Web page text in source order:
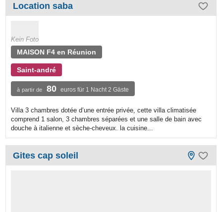
Location saba
Kein Foto
MAISON F4 en Réunion
Saint-andré
à partir de 80 euros für 1 Nacht 2 Gäste
Villa 3 chambres dotée d’une entrée privée, cette villa climatisée
comprend 1 salon, 3 chambres séparées et une salle de bain avec
douche à italienne et sèche-cheveux. la cuisine...
Gites cap soleil